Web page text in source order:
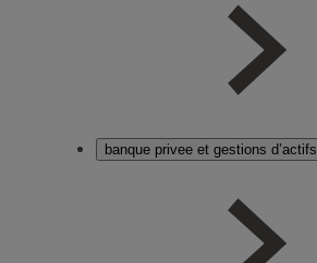
banque privee et gestions d’actifs